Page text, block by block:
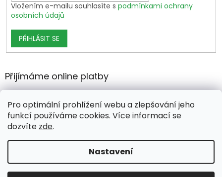
Pro optimální prohlížení webu a zlepšování jeho
funkcí používáme cookies. Více informací se
dozvíte zde.
Nastavení
Vložením e-mailu souhlasíte s podmínkami ochrany
osobních údajů
PŘIHLÁSIT SE
Přijímáme online platby
Vytvořil Shoptet Premium
Copyright 2026growshop.cz. Všechna práva vyhrazena.